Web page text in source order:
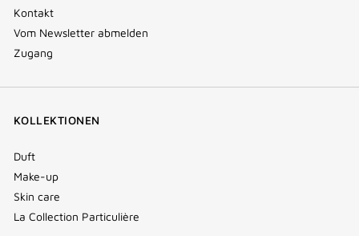
Kontakt
Vom Newsletter abmelden
Zugang
KOLLEKTIONEN
Duft
Make-up
Skin care
La Collection Particulière